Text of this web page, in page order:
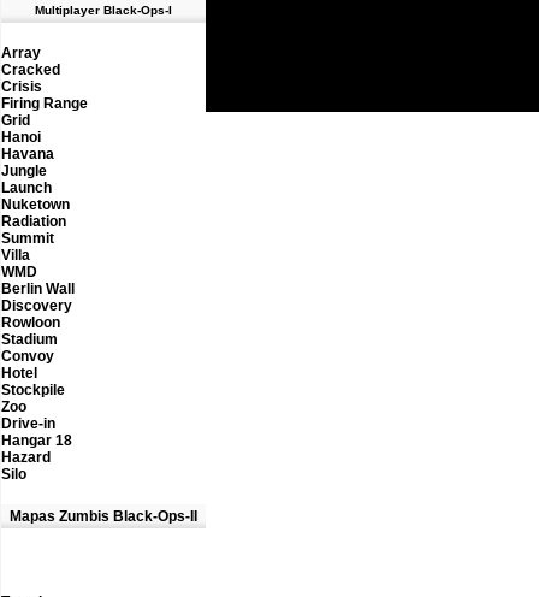
Multiplayer Black-Ops-I
Array
Cracked
Crisis
Firing Range
Grid
Hanoi
Havana
Jungle
Launch
Nuketown
Radiation
Summit
Villa
WMD
Berlin Wall
Discovery
Rowloon
Stadium
Convoy
Hotel
Stockpile
Zoo
Drive-in
Hangar 18
Hazard
Silo
Mapas Zumbis Black-Ops-II